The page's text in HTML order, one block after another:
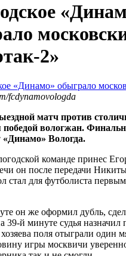
2»
fcdynamovologda
матч против
победой вологжан.
«Динамо» Вологда.
команде принес
он после передачи
стал для футболиста
он же оформил дубль,
39-й минуте судья назначил
поля отыграли один
игры москвичи